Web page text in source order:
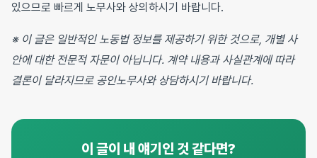
있으므로 빠르게 노무사와 상의하시기 바랍니다.
※ 이 글은 일반적인 노동법 정보를 제공하기 위한 것으로, 개별 사
안에 대한 전문적 자문이 아닙니다. 계약 내용과 사실관계에 따라
결론이 달라지므로 공인노무사와 상담하시기 바랍니다.
이 글이 내 얘기인 것 같다면?